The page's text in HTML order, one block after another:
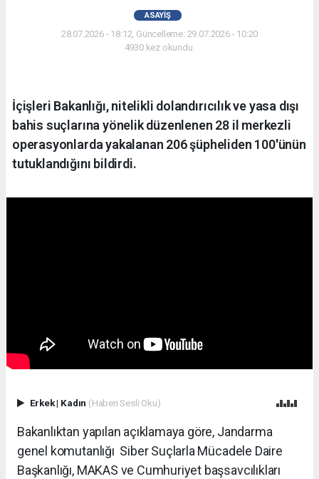
ASAYIŞ
28.07.2026 - 18:12, Güncelleme: 29.07.2026 - 10:20
4930 kez okundu.
İçişleri Bakanlığı, nitelikli dolandırıcılık ve yasa dışı
bahis suçlarına yönelik düzenlenen 28 il merkezli
operasyonlarda yakalanan 206 şüpheliden 100'ünün
tutuklandığını bildirdi.
Erkek| Kadın (Haberi Sesli Oku)
Bakanlıktan yapılan açıklamaya göre, Jandarma
genel komutanlığı Siber Suçlarla Mücadele Daire
Başkanlığı, MAKAS ve Cumhuriyet başsavcılıkları